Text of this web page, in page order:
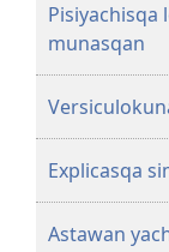
Pisiyachisqa
munasqan
Explicasqa
Astawan